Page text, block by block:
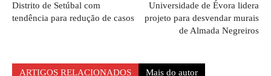
Distrito de Setúbal com
tendência para redução de casos
Universidade de Évora lidera
projeto para desvendar murais
de Almada Negreiros
ARTIGOS RELACIONADOS Mais do autor